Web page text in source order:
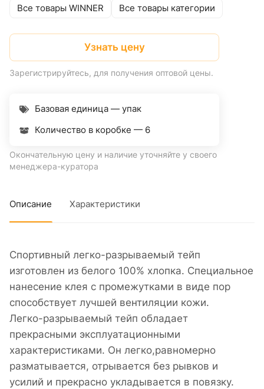
Все товары WINNER Все товары категории
Узнать цену
Зарегистрируйтесь, для получения оптовой цены.
Базовая единица — упак
Количество в коробке — 6
Окончательную цену и наличие уточняйте у своего
менеджера-куратора
Описание Характеристики
Спортивный легко-разрываемый тейп
изготовлен из белого 100% хлопка. Специальное
нанесение клея с промежутками в виде пор
способствует лучшей вентиляции кожи.
Легко-разрываемый тейп обладает
прекрасными эксплуатационными
характеристиками. Он легко,равномерно
разматывается, отрывается без рывков и
усилий и прекрасно укладывается в повязку.